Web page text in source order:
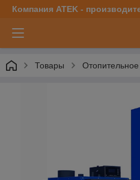
Компания ATEK -
Товары